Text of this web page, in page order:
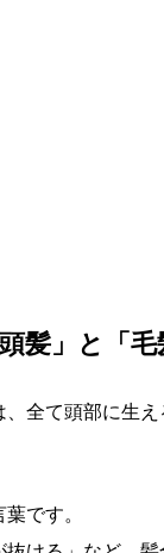
髪」と「
全て頭部に生
です。